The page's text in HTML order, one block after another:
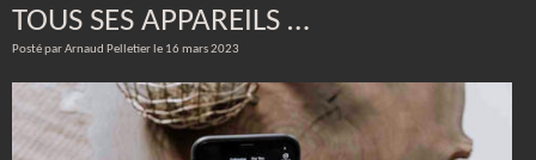
TOUS SES APPAREILS …
Posté par Arnaud Pelletier le 16 mars 2023